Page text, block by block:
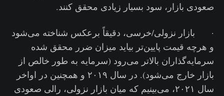
صعودی بازار، سود بسیار زیادی محقق کنند.
· بازار نزولی/خرسی، دقیقاً برعکس شناخته می‌شود
و هرچه قیمت پایین‌تر بیاید میزان ضرر محقق شده
سرمایه‌گذاران بالاتر می‌رود (سرمایه به طور خالص از
بازار خارج می‌شود). در سال ۲۰۱۹ و همچنین در اواخر
سال ۲۰۲۱، می‌بینیم که میان بازار نزولی، رالی صعودی